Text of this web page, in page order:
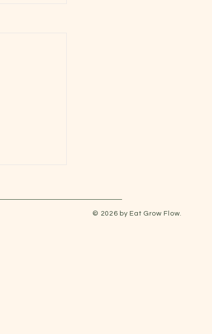
© 2026 by Eat Grow Flow.